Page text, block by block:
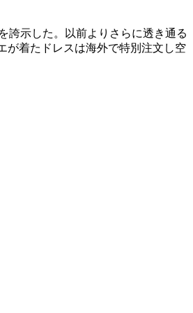
誇示した。以前よりさらに透き通る
が着たドレスは海外で特別注文し空